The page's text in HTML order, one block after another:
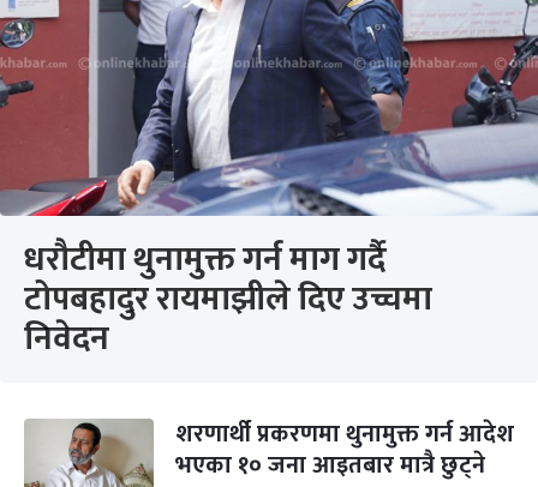
धरौटीमा थुनामुक्त गर्न माग गर्दै
टोपबहादुर रायमाझीले दिए उच्चमा
निवेदन
शरणार्थी प्रकरणमा थुनामुक्त गर्न आदेश
भएका १० जना आइतबार मात्रै छुट्ने